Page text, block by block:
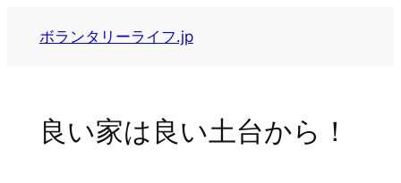
ボランタリーライフ.jp
良い家は良い土台から！